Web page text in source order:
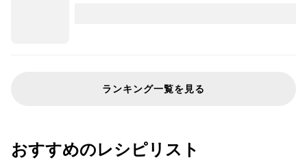
ランキング一覧を見る
おすすめのレシピリスト